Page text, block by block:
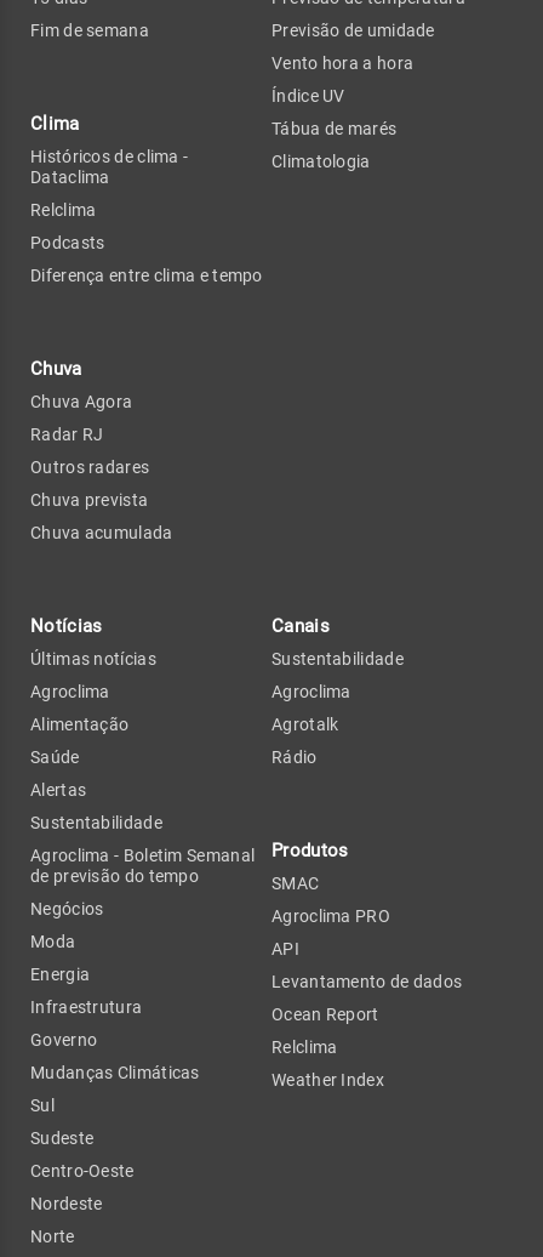
Fim de semana
Clima
Históricos de clima -
Dataclima
Relclima
Podcasts
Diferença entre clima e tempo
Chuva
Chuva Agora
Radar RJ
Outros radares
Chuva prevista
Chuva acumulada
Previsão de umidade
Vento hora a hora
Índice UV
Tábua de marés
Climatologia
Notícias
Últimas notícias
Agroclima
Alimentação
Saúde
Alertas
Sustentabilidade
Agroclima - Boletim Semanal
de previsão do tempo
Negócios
Moda
Energia
Infraestrutura
Governo
Mudanças Climáticas
Sul
Sudeste
Centro-Oeste
Nordeste
Norte
Canais
Sustentabilidade
Agroclima
Agrotalk
Rádio
Produtos
SMAC
Agroclima PRO
API
Levantamento de dados
Ocean Report
Relclima
Weather Index